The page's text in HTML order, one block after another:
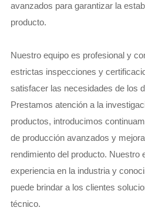
avanzados para garantizar la
producto.
Nuestro equipo es profesional y
estrictas inspecciones y
satisfacer las necesidades de los
Prestamos atención a la
productos, introducimos
de producción avanzados y
rendimiento del producto. Nuestro
experiencia en la industria y
puede brindar a los clientes
técnico.